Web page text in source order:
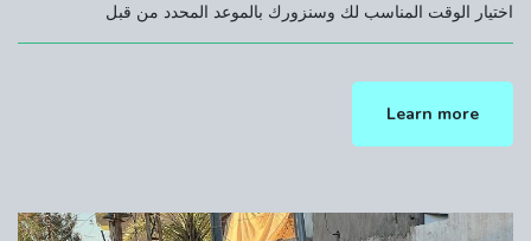
اختيار الوقت المناسب لك وسنزورك بالموعد المحدد من قبل
Learn more